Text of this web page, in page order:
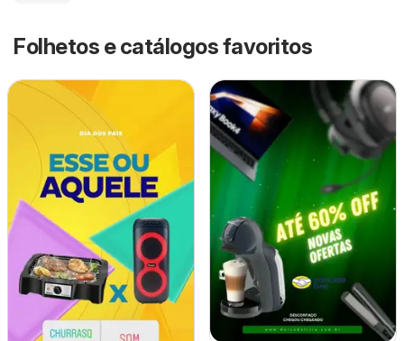
Folhetos e catálogos favoritos